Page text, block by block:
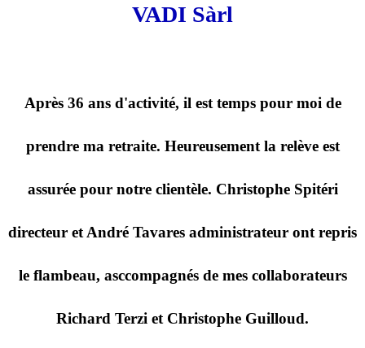
VADI Sàrl
Après 36 ans d'activité, il est temps pour moi de
prendre ma retraite. Heureusement la relève est
assurée pour notre clientèle. Christophe Spitéri
directeur et André Tavares administrateur ont repris
le flambeau, asccompagnés de mes collaborateurs
Richard Terzi et Christophe Guilloud.